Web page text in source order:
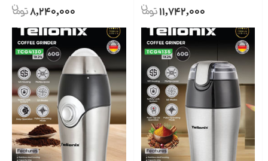
11,742,000
8,240,000